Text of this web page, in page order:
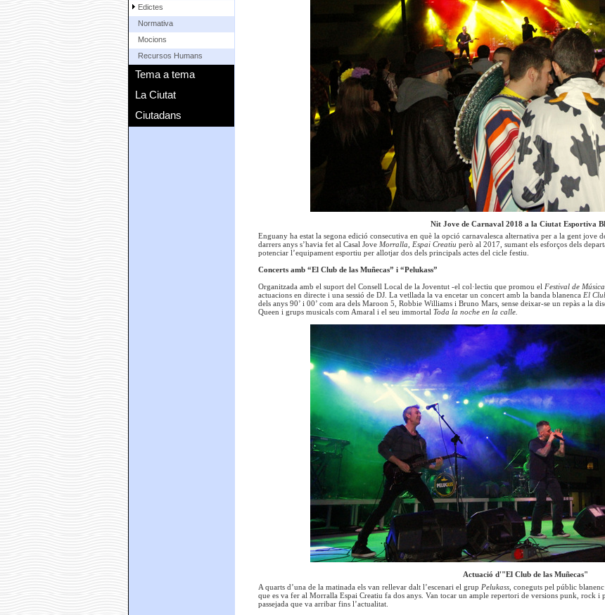
Edictes
Normativa
Mocions
Recursos Humans
Tema a tema
La Ciutat
Ciutadans
Nit Jove de Carnaval 2018 a la Ciutat Esportiva
Enguany ha estat la segona edició consecutiva en què la opció carnavalesca alternativa per a la gent jove
darrers anys s’havia fet al Casal Jove Morralla, Espai Creatiu però al 2017, sumant els esforços dels
potenciar l’equipament esportiu per allotjar dos dels principals actes del cicle festiu.
Concerts amb “El Club de las Muñecas” i “Pelukass”
Organitzada amb el suport del Consell Local de la Joventut -el col·lectiu que promou el Festival de
actuacions en directe i una sessió de DJ. La vetllada la va encetar un concert amb la banda blanenca El
dels anys 90’ i 00’ com ara dels Maroon 5, Robbie Williams i Bruno Mars, sense deixar-se un repàs a la
Queen i grups musicals com Amaral i el seu immortal Toda la noche en la calle.
Actuació d'"El Club de las Muñecas"
A quarts d’una de la matinada els van rellevar dalt l’escenari el grup Pelukass, coneguts pel públic
que es va fer al Morralla Espai Creatiu fa dos anys. Van tocar un ample repertori de versions punk, rock i
passejada que va arribar fins l’actualitat.